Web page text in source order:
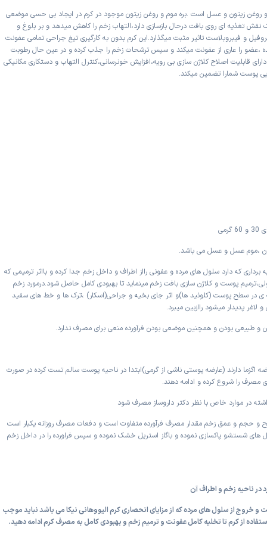
روغن زیتون و عسل است .بره موم و روغن زیتون موجود در کرم در ایجاد بی حسی موضعی
تغذیه ای روی بافت درحال بازسازی دارد،التهاب زخم را کاهش میدهد و بر بلوغ و
و فیبروبلاست تاثیر مثبت میگذارد.این کرم بدون به کارگیری تیغ جراحی تمامی عفونت
،عضو را عاری از عفونت میکند و سپس ترشحات زخم را جذب کرده و در عین حال رطوبت
قابلیت اصلاح کلاژن سازی بی رویه،افزایش خونرسانی،کنترل التهاب و دستکاری مکانیکی
پوست شمارا تضمین میکند.
،موم عسل و عسل می باشد.
برداری که دارد سلول های مرده و عفونی رااز اطراف و داخل زخم جدا کرده و بااثر ترمیمی که
پوست و کلاژن سازی بافت زخم مینماید تا بهبودی کامل حاصل شود.درمورد زخم
در سطح پوست (کلوئید ها)و اثر جای بخیه و جراحی(اسکار) ،ترک ها و خط های سفید
پدیدار میشود راازبین میبرد.
و طبیعی بودن و همچنین موضعی بودن فرآورده منعی برای مصرف ندارد.
اگزما دارند (عارضه پوستی ناشی از گرمی)ابتدا در ناحیه پوست سالم تست کرده در صورت
مصرف را شروع کرده و ادامه دهند.
در موارد خاص با نظر دکتر داروساز مصرف شود
و حجم و عمق زخم مقدار مصرف فرآورده متفاوت است و دفعات مصرف روزانه یکبار است
های شستشو پاکسازی نموده و باگاز استریل خشک نموده و سپس فراورده را در داخل زخم
خروج از سلول های مرده که از مزایای انحصاری کرم الیووهانی نیکا می باشد نباید موجب
استفاده از کرم تا تخلیه کامل عفونت و ترمیم زخم و بهبودی کامل به مصرف کرم ادامه دهید.